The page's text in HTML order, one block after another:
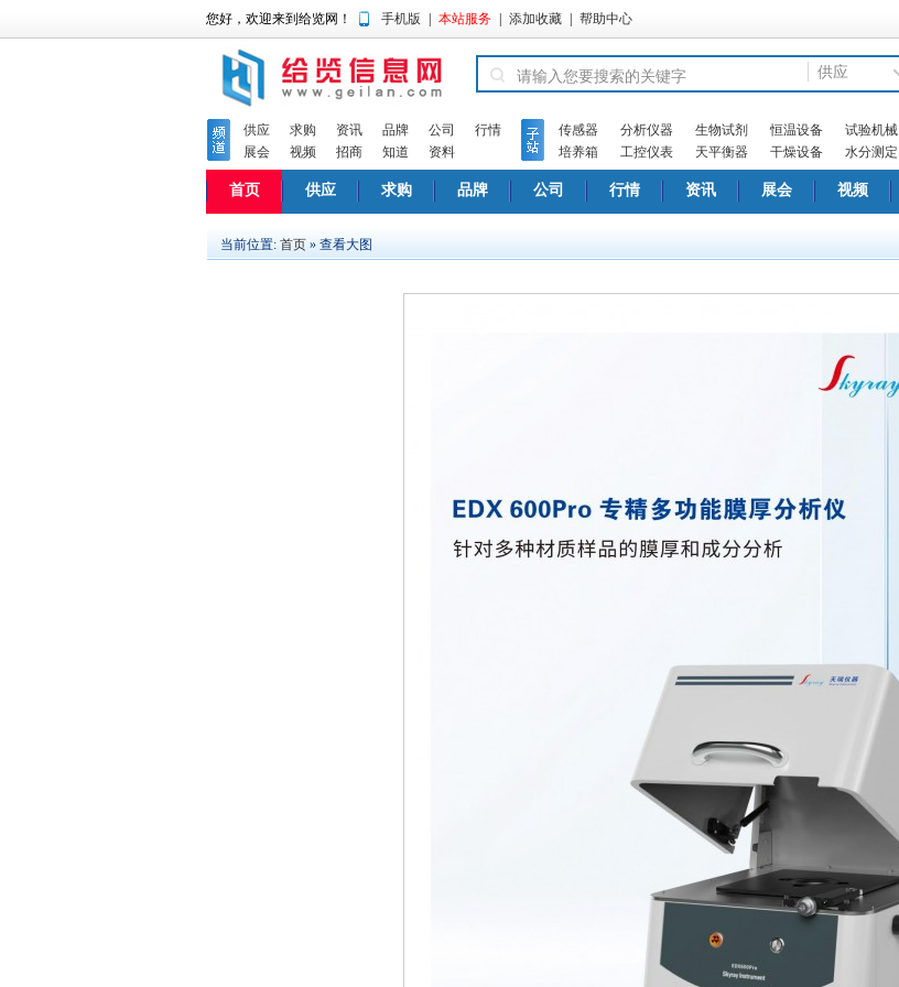
您好，欢迎来到给览网！ 手机版 本站服务 添加收藏 帮助中心
供应
供应 求购 资讯 品牌 公司
行情
展会
视频 招商 知道 资料
传感器 分析仪器 生物试剂 恒温设备
试验机械
培养箱
工控仪表 天平衡器 干燥设备 水分测定
首页 供应 求购 品牌 公司 行情 资讯 展会 视频
当前位置: 首页 » 查看大图